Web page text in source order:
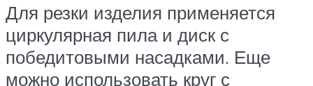
Для резки изделия применяется
циркулярная пила и диск с
победитовыми насадками. Еще
можно использовать круг с